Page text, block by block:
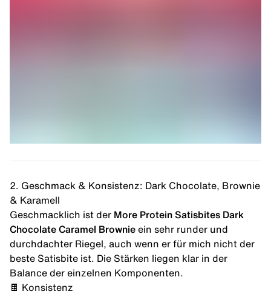
2. Geschmack & Konsistenz: Dark Chocolate, Brownie
& Karamell
Geschmacklich ist der More Protein Satisbites Dark
Chocolate Caramel Brownie ein sehr runder und
durchdachter Riegel, auch wenn er für mich nicht der
beste Satisbite ist. Die Stärken liegen klar in der
Balance der einzelnen Komponenten.
🍫 Konsistenz